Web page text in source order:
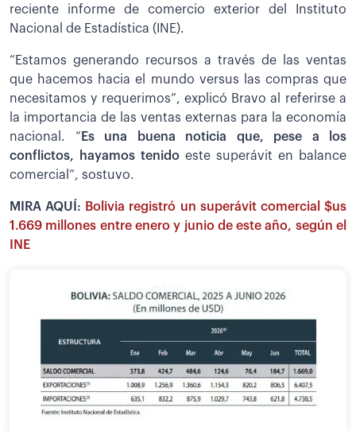
reciente informe de comercio exterior del Instituto
Nacional de Estadística (INE).
“Estamos generando recursos a través de las ventas
que hacemos hacia el mundo versus las compras que
necesitamos y requerimos”, explicó Bravo al referirse a
la importancia de las ventas externas para la economía
nacional. “ Es una buena noticia que, pese a los
conflictos, hayamos tenido este superávit en balance
comercial”, sostuvo.
MIRA AQUÍ: Bolivia registró un superávit comercial $us
1.669 millones entre enero y junio de este año, según el
INE